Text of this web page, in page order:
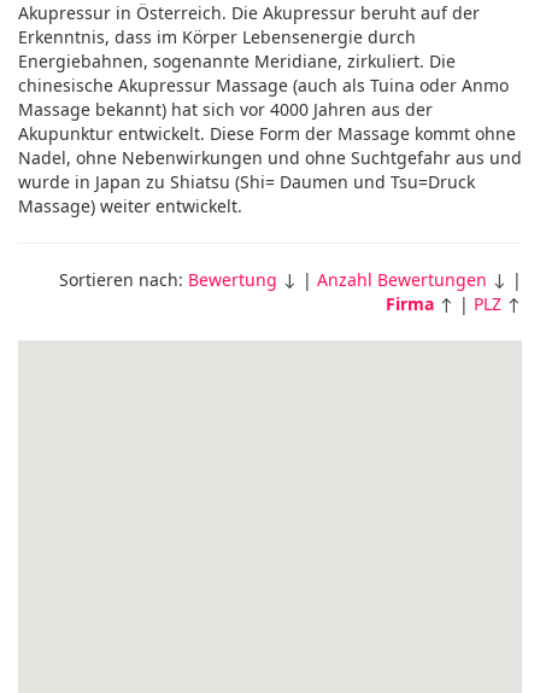
Akupressur in Österreich. Die Akupressur beruht auf der
Erkenntnis, dass im Körper Lebensenergie durch
Energiebahnen, sogenannte Meridiane, zirkuliert. Die
chinesische Akupressur Massage (auch als Tuina oder Anmo
Massage bekannt) hat sich vor 4000 Jahren aus der
Akupunktur entwickelt. Diese Form der Massage kommt ohne
Nadel, ohne Nebenwirkungen und ohne Suchtgefahr aus und
wurde in Japan zu Shiatsu (Shi= Daumen und Tsu=Druck
Massage) weiter entwickelt.
Sortieren nach: Bewertung ↓ | Anzahl Bewertungen ↓ |
Firma ↑ | PLZ ↑